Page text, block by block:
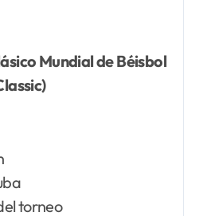
Mundial de Béisbol
torneo